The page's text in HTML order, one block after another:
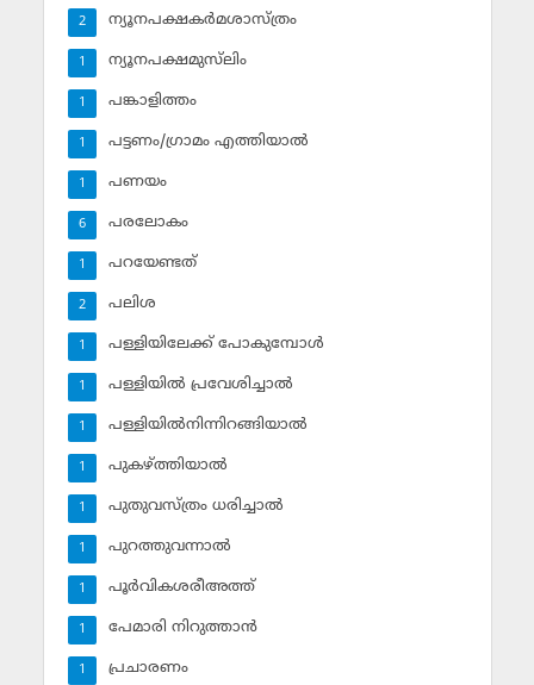
ന്യൂനപക്ഷകര്‍മശാസ്ത്രം
2
ന്യൂനപക്ഷമുസ്‌ലിം
1
പങ്കാളിത്തം
1
പട്ടണം/ഗ്രാമം എത്തിയാല്‍
1
പണയം
1
പരലോകം
6
പറയേണ്ടത്
1
പലിശ
2
പള്ളിയിലേക്ക് പോകുമ്പോള്‍
1
പള്ളിയില്‍ പ്രവേശിച്ചാല്‍
1
പള്ളിയില്‍നിന്നിറങ്ങിയാല്‍
1
പുകഴ്ത്തിയാല്‍
1
പുതുവസ്ത്രം ധരിച്ചാല്‍
1
പുറത്തുവന്നാല്‍
1
പൂര്‍വികശരീഅത്ത്
1
പേമാരി നിറുത്താന്‍
1
പ്രചാരണം
1